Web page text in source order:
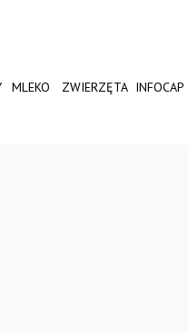
MLEKO ZWIERZĘTA INFOCAP